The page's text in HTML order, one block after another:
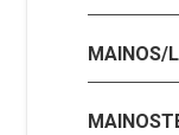
MAINOS/